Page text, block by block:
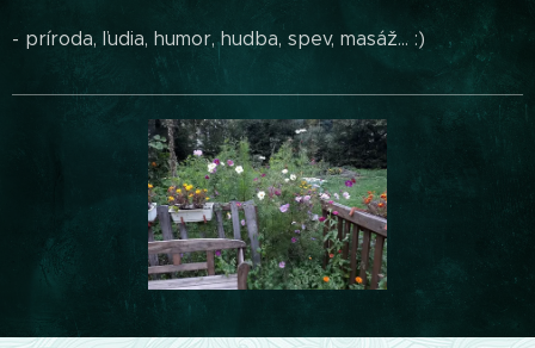
- príroda, ľudia, humor, hudba, spev, masáž... :)